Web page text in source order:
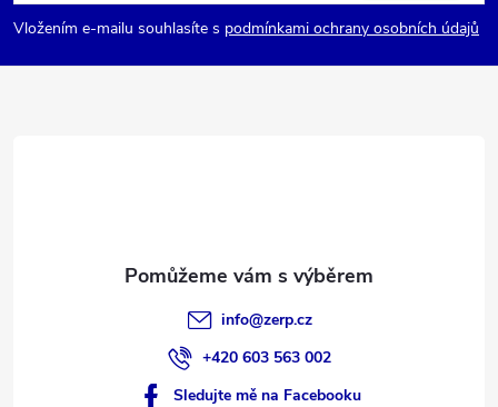
p
a
Vložením e-mailu souhlasíte s podmínkami ochrany osobních údajů
info@zerp.cz
+420 603 563 002
Sledujte mě na Facebooku